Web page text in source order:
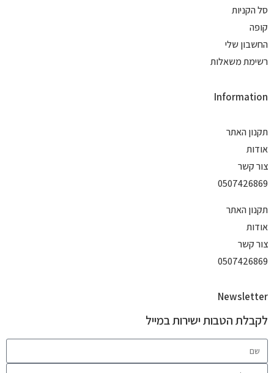
סל הקניות
קופה
החשבון שלי
רשימת משאלות
Information
תקנון האתר
אודות
צור קשר
0507426869
תקנון האתר
אודות
צור קשר
0507426869
Newsletter
לקבלת הטבות ישירות במייל